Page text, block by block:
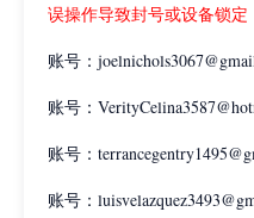
误操作导致封号或设备锁定
账号：
账号：
账号：
账号：